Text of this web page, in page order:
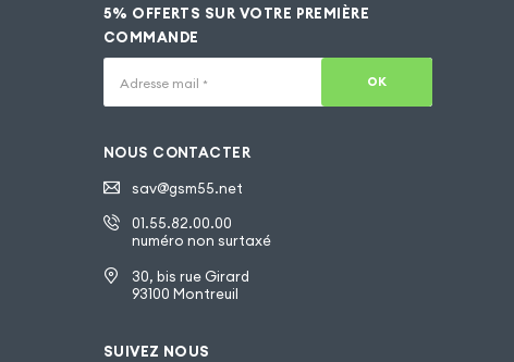
5% OFFERTS SUR VOTRE PREMIÈRE
COMMANDE
Adresse mail * OK
NOUS CONTACTER
sav@gsm55.net
01.55.82.00.00
numéro non surtaxé
30, bis rue Girard
93100 Montreuil
SUIVEZ NOUS